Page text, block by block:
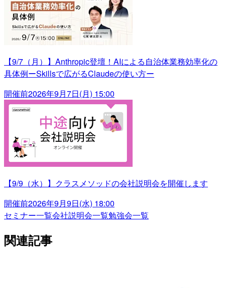
【9/7（月）】Anthropic登壇！AIによる自治体業務効率化の
具体例ーSkillsで広がるClaudeの使い方ー
開催前2026年9月7日(月) 15:00
【9/9（水）】クラスメソッドの会社説明会を開催します
開催前2026年9月9日(水) 18:00
セミナー一覧会社説明会一覧勉強会一覧
関連記事